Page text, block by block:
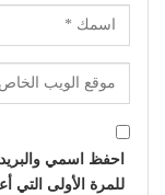
احفظ اسمي
للمرة الأولى التي